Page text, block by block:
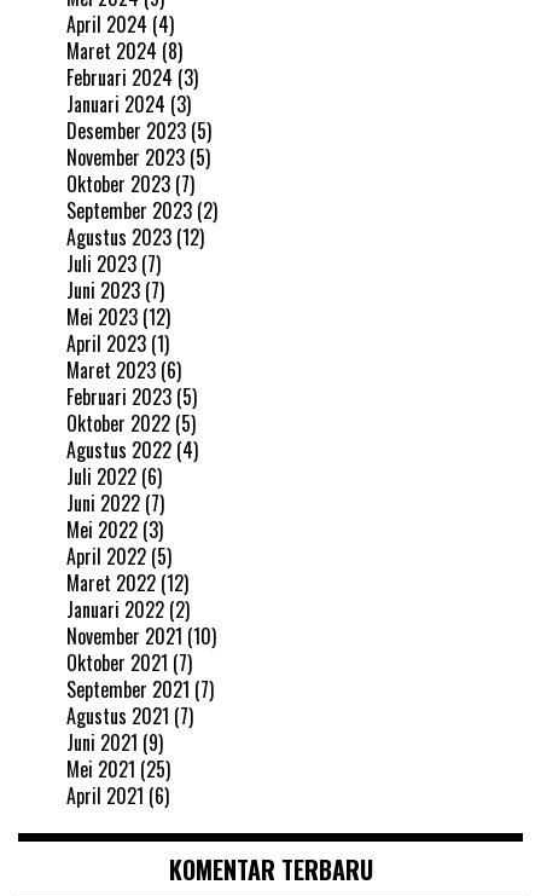
April 2024 (4)
Maret 2024 (8)
Februari 2024 (3)
Januari 2024 (3)
Desember 2023 (5)
November 2023 (5)
Oktober 2023 (7)
September 2023 (2)
Agustus 2023 (12)
Juli 2023 (7)
Juni 2023 (7)
Mei 2023 (12)
April 2023 (1)
Maret 2023 (6)
Februari 2023 (5)
Oktober 2022 (5)
Agustus 2022 (4)
Juli 2022 (6)
Juni 2022 (7)
Mei 2022 (3)
April 2022 (5)
Maret 2022 (12)
Januari 2022 (2)
November 2021 (10)
Oktober 2021 (7)
September 2021 (7)
Agustus 2021 (7)
Juni 2021 (9)
Mei 2021 (25)
April 2021 (6)
KOMENTAR TERBARU